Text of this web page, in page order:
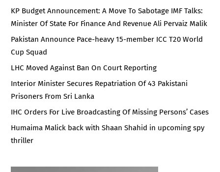
KP Budget Announcement: A Move To Sabotage IMF Talks:
Minister Of State For Finance And Revenue Ali Pervaiz Malik
Pakistan Announce Pace-heavy 15-member ICC T20 World
Cup Squad
LHC Moved Against Ban On Court Reporting
Interior Minister Secures Repatriation Of 43 Pakistani
Prisoners From Sri Lanka
IHC Orders For Live Broadcasting Of Missing Persons’ Cases
Humaima Malick back with Shaan Shahid in upcoming spy
thriller